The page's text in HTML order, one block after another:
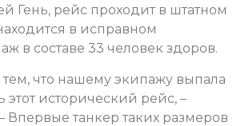
Гень, рейс проходит в штатном
в исправном
в составе 33 человек здоров.
что нашему экипажу выпала
этот исторический рейс, –
Впервые танкер таких размеров